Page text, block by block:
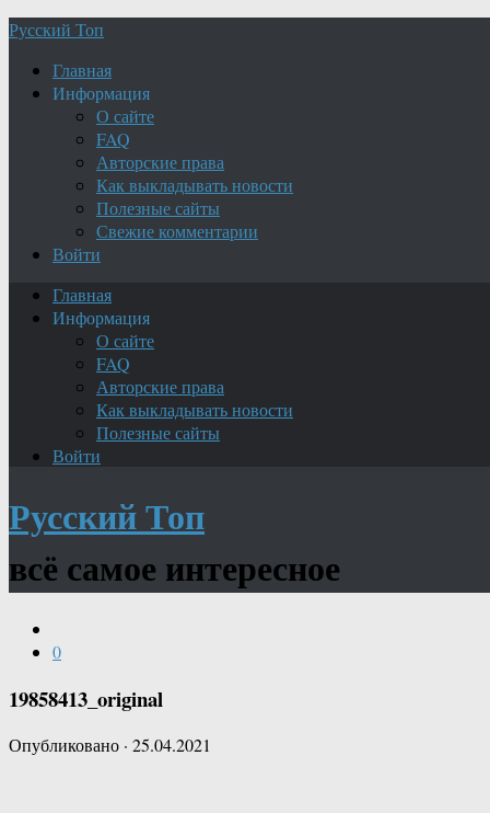
Русский Топ
Главная
Информация
О сайте
FAQ
Авторские права
Как выкладывать новости
Полезные сайты
Свежие комментарии
Войти
Главная
Информация
О сайте
FAQ
Авторские права
Как выкладывать новости
Полезные сайты
Войти
Русский Топ
всё самое интересное
0
19858413_original
Опубликовано · 25.04.2021